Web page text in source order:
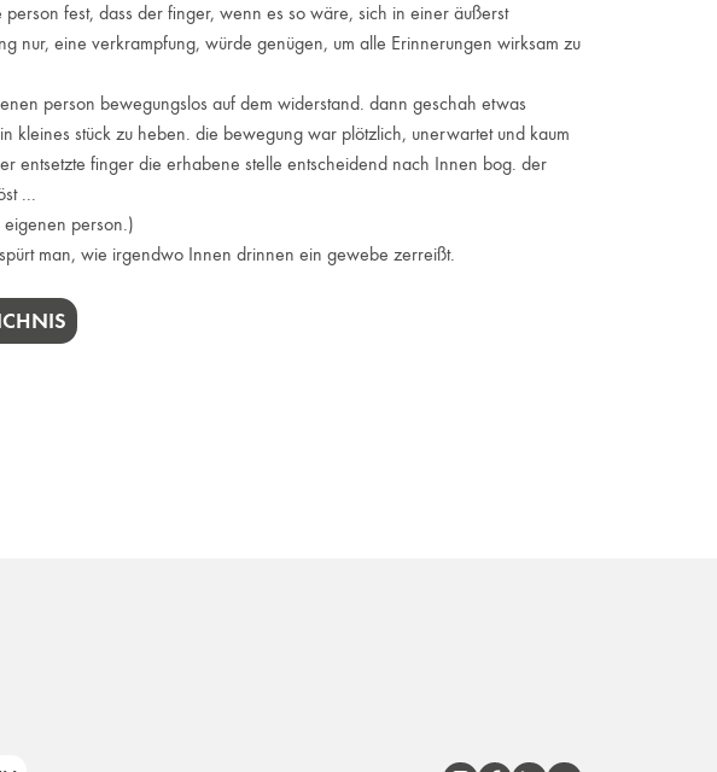
fest, dass der finger, wenn es so wäre, sich in einer äußerst
nur, eine verkrampfung, würde genügen, um alle Erinnerungen wirksam zu
person bewegungslos auf dem widerstand. dann geschah etwas
kleines stück zu heben. die bewegung war plötzlich, unerwartet und kaum
entsetzte finger die erhabene stelle entscheidend nach Innen bog. der
...
person.)
man, wie irgendwo Innen drinnen ein gewebe zerreißt.